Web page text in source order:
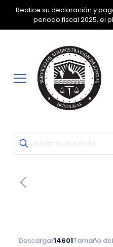
Realice su declaración y
periodo fiscal 2025, el
Descargar14601Tamaño